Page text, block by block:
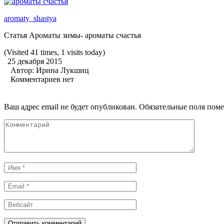
aromaty_shastya
Статья Ароматы зимы- ароматы счастья
(Visited 41 times, 1 visits today)
25 декабря 2015
Автор: Ирина Лукшиц
Комментариев нет
Ваш адрес email не будет опубликован. Обязательные поля
Комментарий
Имя
*
Email
*
Вебсайт